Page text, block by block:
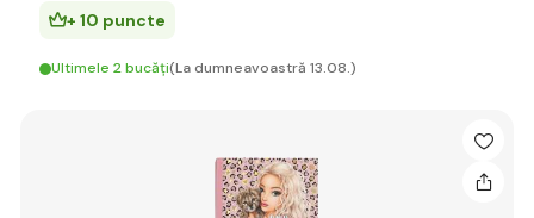
+ 10 puncte
Ultimele 2 bucăți(La dumneavoastră 13.08.)